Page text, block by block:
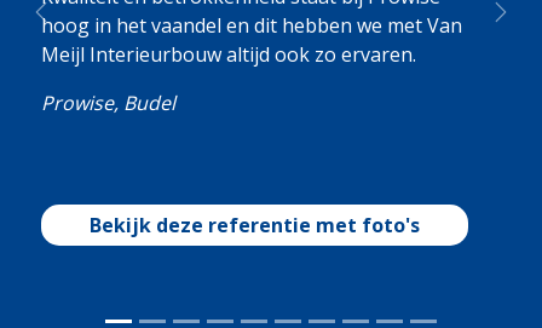
hoog in het vaandel en dit hebben we met Van
Meijl Interieurbouw altijd ook zo ervaren.
Prowise, Budel
Bekijk deze referentie met foto's
Previous Next